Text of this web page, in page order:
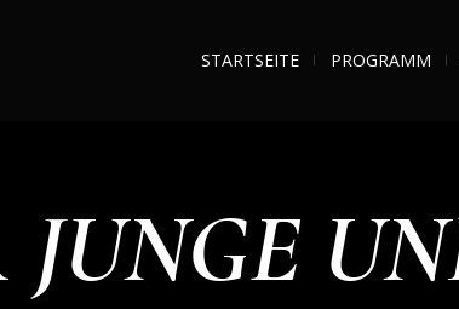
STARTSEITE PROGRAMM
JUNGE